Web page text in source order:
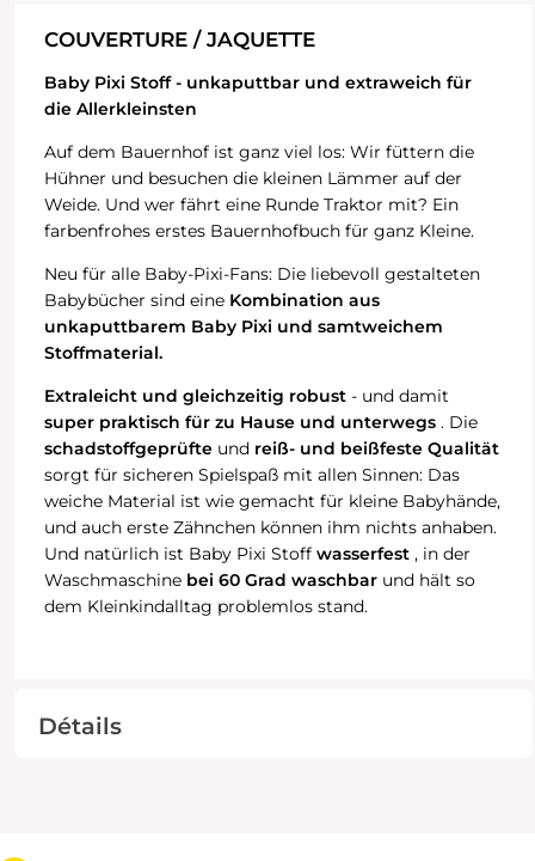
COUVERTURE / JAQUETTE
Baby Pixi Stoff - unkaputtbar und extraweich für
die Allerkleinsten
Auf dem Bauernhof ist ganz viel los: Wir füttern die
Hühner und besuchen die kleinen Lämmer auf der
Weide. Und wer fährt eine Runde Traktor mit? Ein
farbenfrohes erstes Bauernhofbuch für ganz Kleine.
Neu für alle Baby-Pixi-Fans: Die liebevoll gestalteten
Babybücher sind eine Kombination aus
unkaputtbarem Baby Pixi und samtweichem
Stoffmaterial.
Extraleicht und gleichzeitig robust- und damit
super praktisch für zu Hause und unterwegs. Die
schadstoffgeprüfte und reiß- und beißfeste Qualität
sorgt für sicheren Spielspaß mit allen Sinnen: Das
weiche Material ist wie gemacht für kleine Babyhände,
und auch erste Zähnchen können ihm nichts anhaben.
Und natürlich ist Baby Pixi Stoff wasserfest, in der
Waschmaschine bei 60 Grad waschbarund hält so
dem Kleinkindalltag problemlos stand.
Détails